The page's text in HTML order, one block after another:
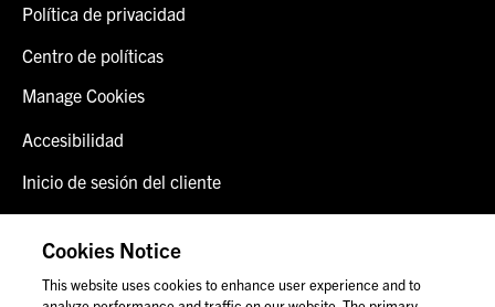
Política de privacidad
Centro de políticas
Manage Cookies
Accesibilidad
Inicio de sesión del cliente
Contáctenos
Cookies Notice
This website uses cookies to enhance user experience and to